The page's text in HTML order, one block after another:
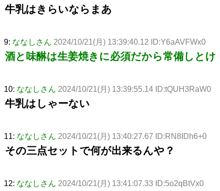
牛乳はきらいならまあ
9: ななしさん 2024/10/21(月) 13:39:40.12 ID:Y6aAVFWx0
酒と味醂は生姜焼きに必須だから常備しとけ
10: ななしさん 2024/10/21(月) 13:39:55.14 ID:tQUH3RaW0
牛乳はしゃーない
11: ななしさん 2024/10/21(月) 13:40:27.67 ID:RN8IDh6+0
その三点セットで何が出来るんや？
12: ななしさん 2024/10/21(月) 13:41:07.33 ID:5o2qBtVx0